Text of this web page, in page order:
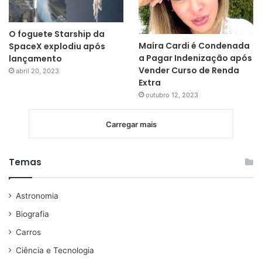
O foguete Starship da
SpaceX explodiu após
lançamento
abril 20, 2023
Maíra Cardi é Condenada
a Pagar Indenização após
Vender Curso de Renda
Extra
outubro 12, 2023
Carregar mais
Temas
Astronomia
Biografia
Carros
Ciência e Tecnologia